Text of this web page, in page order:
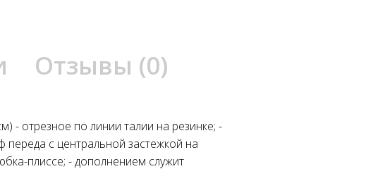
Отзывы (0)
- отрезное по линии талии на резинке; -
переда с центральной застежкой на
плиссе; - дополнением служит